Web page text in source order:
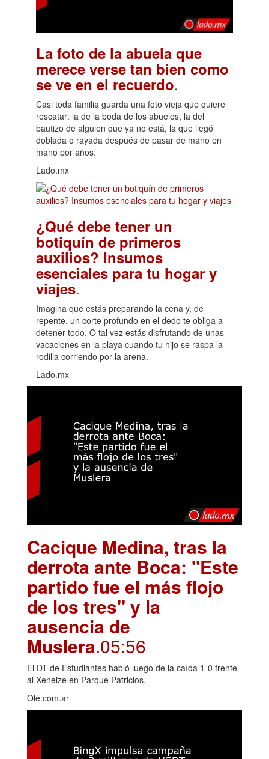
La foto de la abuela que
merece verse tan bien como
se ve en el recuerdo.
Casi toda familia guarda una foto vieja que quiere
rescatar: la de la boda de los abuelos, la del
bautizo de alguien que ya no está, la que llegó
doblada o rayada después de pasar de mano en
mano por años.
Lado.mx
¿Qué debe tener un
botiquín de primeros
auxilios? Insumos
esenciales para tu hogar y
viajes.
Imagina que estás preparando la cena y, de
repente, un corte profundo en el dedo te obliga a
detener todo. O tal vez estás disfrutando de unas
vacaciones en la playa cuando tu hijo se raspa la
rodilla corriendo por la arena.
Lado.mx
Cacique Medina, tras la
derrota ante Boca: "Este
partido fue el más flojo
de los tres" y la
ausencia de
Muslera.05:56
El DT de Estudiantes habló luego de la caída 1-0 frente
al Xeneize en Parque Patricios.
Olé.com.ar